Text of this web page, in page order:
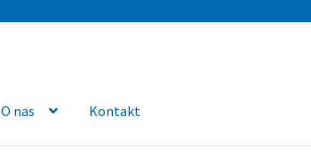
O nas Kontakt